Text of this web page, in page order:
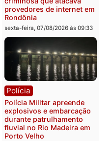
Polícia
Polícia Federal apreende
400 quilos de drogas e
prende motorista em RO
sexta-feira, 07/08/2026 às